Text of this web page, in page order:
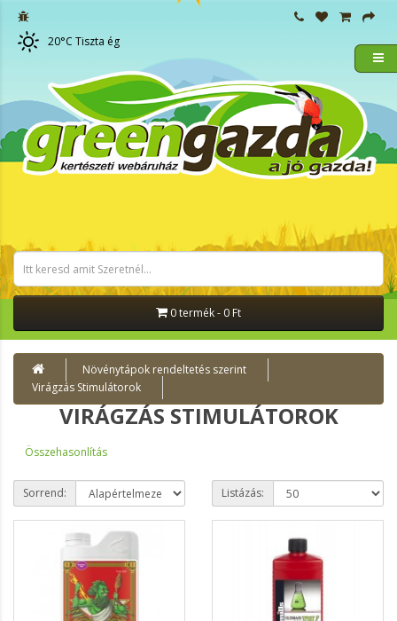
20°C Tiszta ég
0 termék - 0 Ft
Növénytápok rendeltetés szerint
Virágzás Stimulátorok
VIRÁGZÁS STIMULÁTOROK
Összehasonlítás
Sorrend: Listázás: